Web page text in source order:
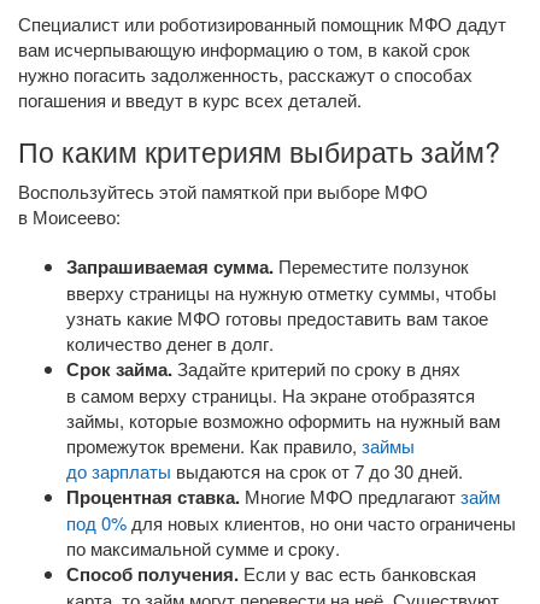
Специалист или роботизированный помощник МФО дадут
вам исчерпывающую информацию о том, в какой срок
нужно погасить задолженность, расскажут о способах
погашения и введут в курс всех деталей.
По каким критериям выбирать займ?
Воспользуйтесь этой памяткой при выборе МФО
в Моисеево:
Запрашиваемая сумма. Переместите ползунок
вверху страницы на нужную отметку суммы, чтобы
узнать какие МФО готовы предоставить вам такое
количество денег в долг.
Срок займа.Задайте критерий по сроку в днях
в самом верху страницы. На экране отобразятся
займы, которые возможно оформить на нужный вам
промежуток времени. Как правило, займы
до зарплаты выдаются на срок от 7 до 30 дней.
Процентная ставка. Многие МФО предлагаютзайм
под 0% для новых клиентов, но они часто ограничены
по максимальной сумме и сроку.
Способ получения. Если у вас есть банковская